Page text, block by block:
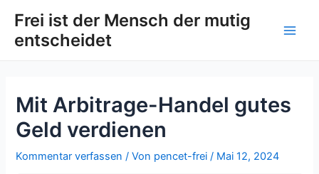
Inhalt
springen
Frei ist der Mensch der mutig
entscheidet
Mit Arbitrage-Handel gutes
Geld verdienen
Kommentar verfassen / Von pencet-frei/ Mai 12, 2024
navigation